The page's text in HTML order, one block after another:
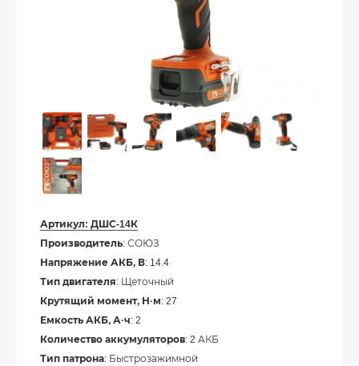
Артикул: ДШС-14К
Производитель: СОЮЗ
Напряжение АКБ, В: 14.4
Тип двигателя: Щеточный
Крутящий момент, Н·м: 27
Емкость АКБ, А·ч: 2
Количество аккумуляторов: 2 АКБ
Тип патрона: Быстрозажимной